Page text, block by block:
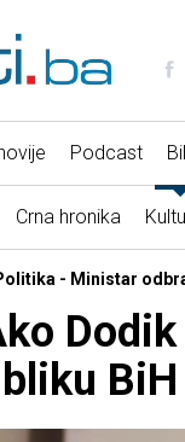
Podcast
Crna hronika
- Ministar
BiH